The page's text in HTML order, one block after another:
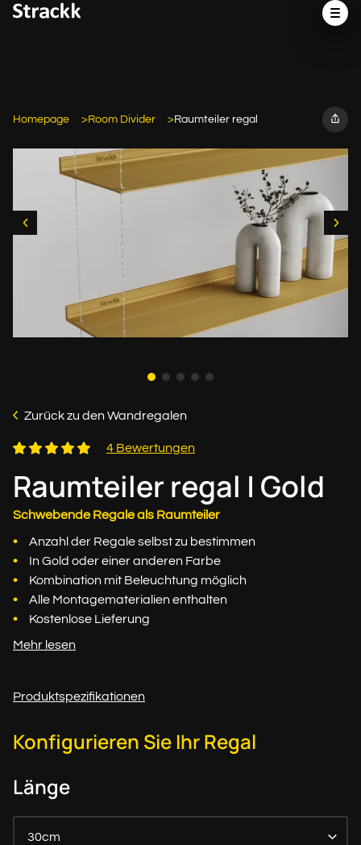
Homepage Room Divider Raumteiler regal
Zurück zu den Wandregalen
4 Bewertungen
Raumteiler regal | Gold
Schwebende Regale als Raumteiler
Anzahl der Regale selbst zu bestimmen
In Gold oder einer anderen Farbe
Kombination mit Beleuchtung möglich
Alle Montagematerialien enthalten
Kostenlose Lieferung
Mehr lesen
Produktspezifikationen
Konfigurieren Sie Ihr Regal
Länge
30cm